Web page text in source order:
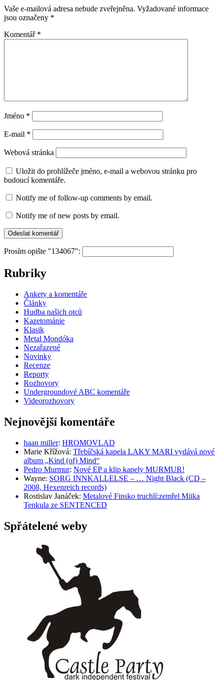
Vaše e-mailová adresa nebude zveřejněna. Vyžadované informace
jsou označeny *
Komentář *
Jméno *
E-mail *
Webová stránka
Uložit do prohlížeče jméno, e-mail a webovou stránku pro
budoucí komentáře.
Notify me of follow-up comments by email.
Notify me of new posts by email.
Prosím opište "134067":
Rubriky
Ankety a komentáře
Články
Hudba našich otců
Kazetománie
Klasik
Metal Mondóka
Nezařazené
Novinky
Recenze
Reporty
Rozhovory
Undergroundové ABC komentáře
Videorozhovory
Nejnovější komentáře
haan miller: HROMOVLAD
Marie Křížová: Třebíčská kapela LAKY MARI vydává nové
album „Kind (of) Mind“
Pedro Murmur: Nové EP a klip kapely MURMUR!
Wayne: SORG INNKALLELSE – … Night Black (CD –
2008, Hexenreich records)
Rostislav Janáček: Metalové Finsko truchlí:zemřel Miika
Tenkula ze SENTENCED
Spřátelené weby